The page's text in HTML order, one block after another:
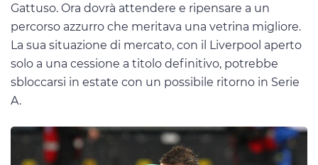
Gattuso. Ora dovrà attendere e ripensare a un
percorso azzurro che meritava una vetrina migliore.
La sua situazione di mercato, con il Liverpool aperto
solo a una cessione a titolo definitivo, potrebbe
sbloccarsi in estate con un possibile ritorno in Serie
A.